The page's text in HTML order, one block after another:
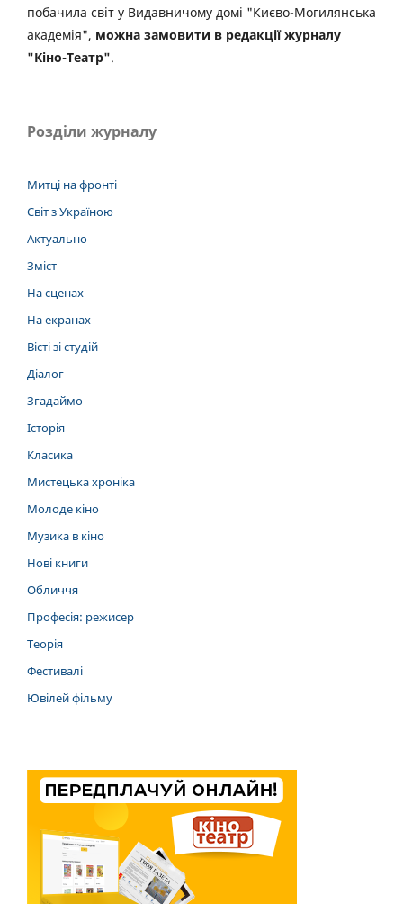
побачила світ у Видавничому домі "Києво-Могилянська
академія", можна замовити в редакції журналу
"Кіно-Театр".
Розділи журналу
Митці на фронті
Світ з Україною
Актуально
Зміст
На сценах
На екранах
Вісті зі студій
Діалог
Згадаймо
Історія
Класика
Мистецька хроніка
Молоде кіно
Музика в кіно
Нові книги
Обличчя
Професія: режисер
Теорія
Фестивалі
Ювілей фільму